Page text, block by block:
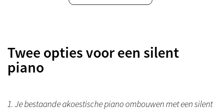
Twee opties voor een silent
piano
1. Je bestaande akoestische piano ombouwen met een silent